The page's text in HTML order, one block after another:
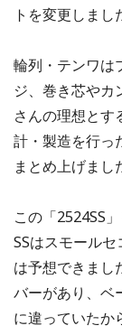
トを変更しまし
輪列・テンワは
ジ、巻き芯やカ
さんの理想とす
計・製造を行っ
まとめ上げまし
この「2524SS
SSはスモール
は予想できまし
バーがあり、ベ
に違っていたか